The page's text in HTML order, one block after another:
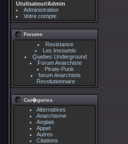
Utulisateur/Admin
Administration
Votre compte
Forums
Resistance
Les Insoumis
Quebec Underground
Forum Anarchiste
Pirate-Punk
forum Anarchiste
Revolutionnaire
Cat�gories
Alternatives
Anarchisme
Anglais
Appel
Autres
Citations